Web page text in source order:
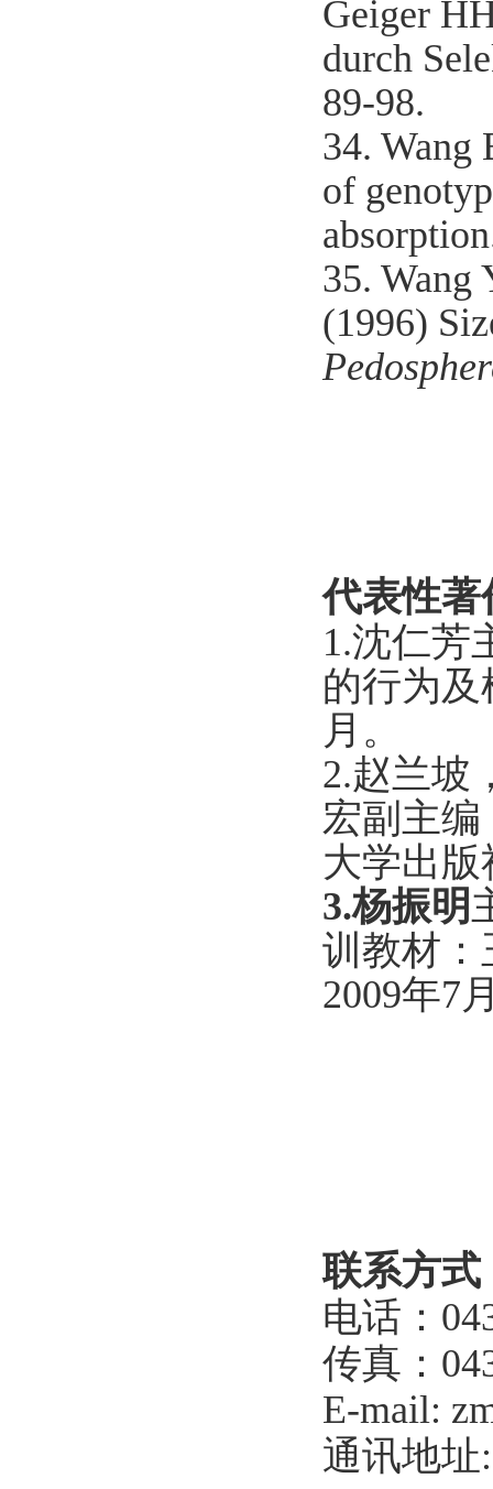
Geiger
durch
89-98.
34. Wang
of
35. Wang
(1996)
代表性著
1.沈仁芳
的行为及
月。
2.赵兰坡
宏副主
大学出版
3.杨振明
训教材：
2009年7
联系方式
电话：
传真：
E-mail:
通讯地址